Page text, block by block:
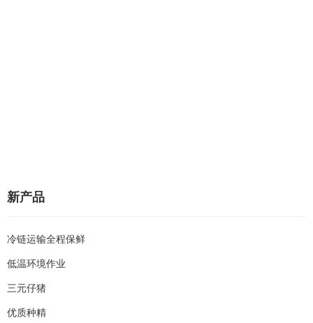
新产品
冷链运输全程保鲜
低温环境作业
三元仔猪
优质种精